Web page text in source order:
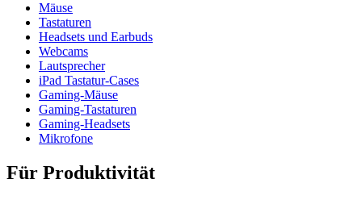
Mäuse
Tastaturen
Headsets und Earbuds
Webcams
Lautsprecher
iPad Tastatur-Cases
Gaming-Mäuse
Gaming-Tastaturen
Gaming-Headsets
Mikrofone
Für Produktivität